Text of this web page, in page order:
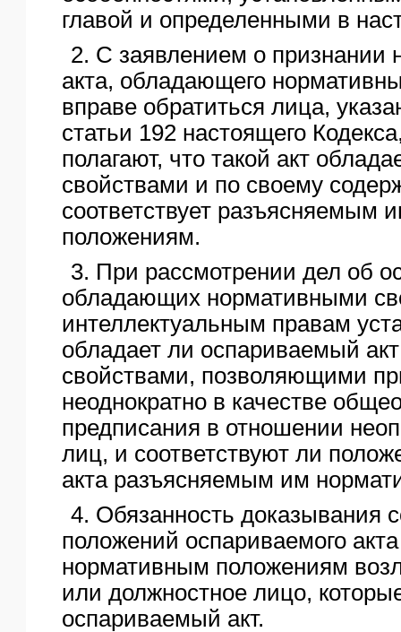
главой и определенными в
2. С заявлением о признании
акта, обладающего
вправе обратиться лица,
статьи 192 настоящего
полагают, что такой акт
свойствами и по своему
соответствует разъясняемым
положениям.
3. При рассмотрении дел об
обладающих нормативными
интеллектуальным правам
обладает ли оспариваемый
свойствами, позволяющими
неоднократно в качестве
предписания в отношении
лиц, и соответствуют ли
акта разъясняемым им
4. Обязанность доказывания
положений оспариваемого
нормативным положениям
или должностное лицо,
оспариваемый акт.